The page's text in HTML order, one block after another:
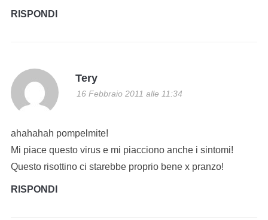
RISPONDI
Tery
16 Febbraio 2011 alle 11:34
ahahahah pompelmite!
Mi piace questo virus e mi piacciono anche i sintomi!
Questo risottino ci starebbe proprio bene x pranzo!
RISPONDI